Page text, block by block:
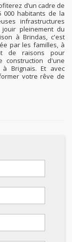
d’un cadre de
000 habitants de la
infrastructures
pleinement du
à Brindas, c'est
par les familles, à
de raisons pour
construction d'une
Brignais. Et avec
votre rêve de